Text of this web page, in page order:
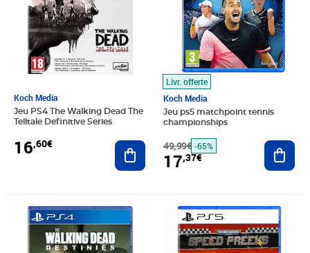
Koch Media
Jeu PS4 The Walking Dead The
Telltale Definitive Series
16,60€ Ajouter au panier
Livr. offerte
Koch Media
Jeu ps5 matchpoint tennis
championships
49,99€ -65%
17,37€
Prix barré 49,99€
Prix 20,18€ Prix 20,61€